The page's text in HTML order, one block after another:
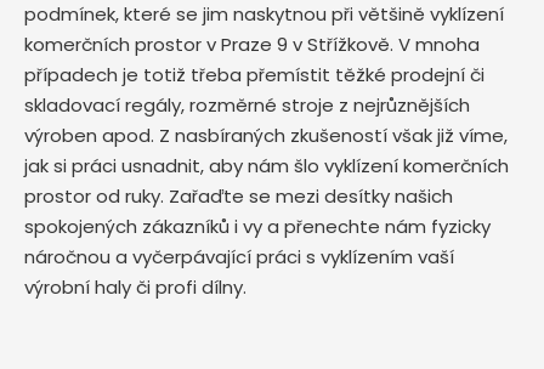
podmínek, které se jim naskytnou při většině vyklízení
komerčních prostor v Praze 9 v Střížkově. V mnoha
případech je totiž třeba přemístit těžké prodejní či
skladovací regály, rozměrné stroje z nejrůznějších
výroben apod. Z nasbíraných zkušeností však již víme,
jak si práci usnadnit, aby nám šlo vyklízení komerčních
prostor od ruky. Zařaďte se mezi desítky našich
spokojených zákazníků i vy a přenechte nám fyzicky
náročnou a vyčerpávající práci s vyklízením vaší
výrobní haly či profi dílny.